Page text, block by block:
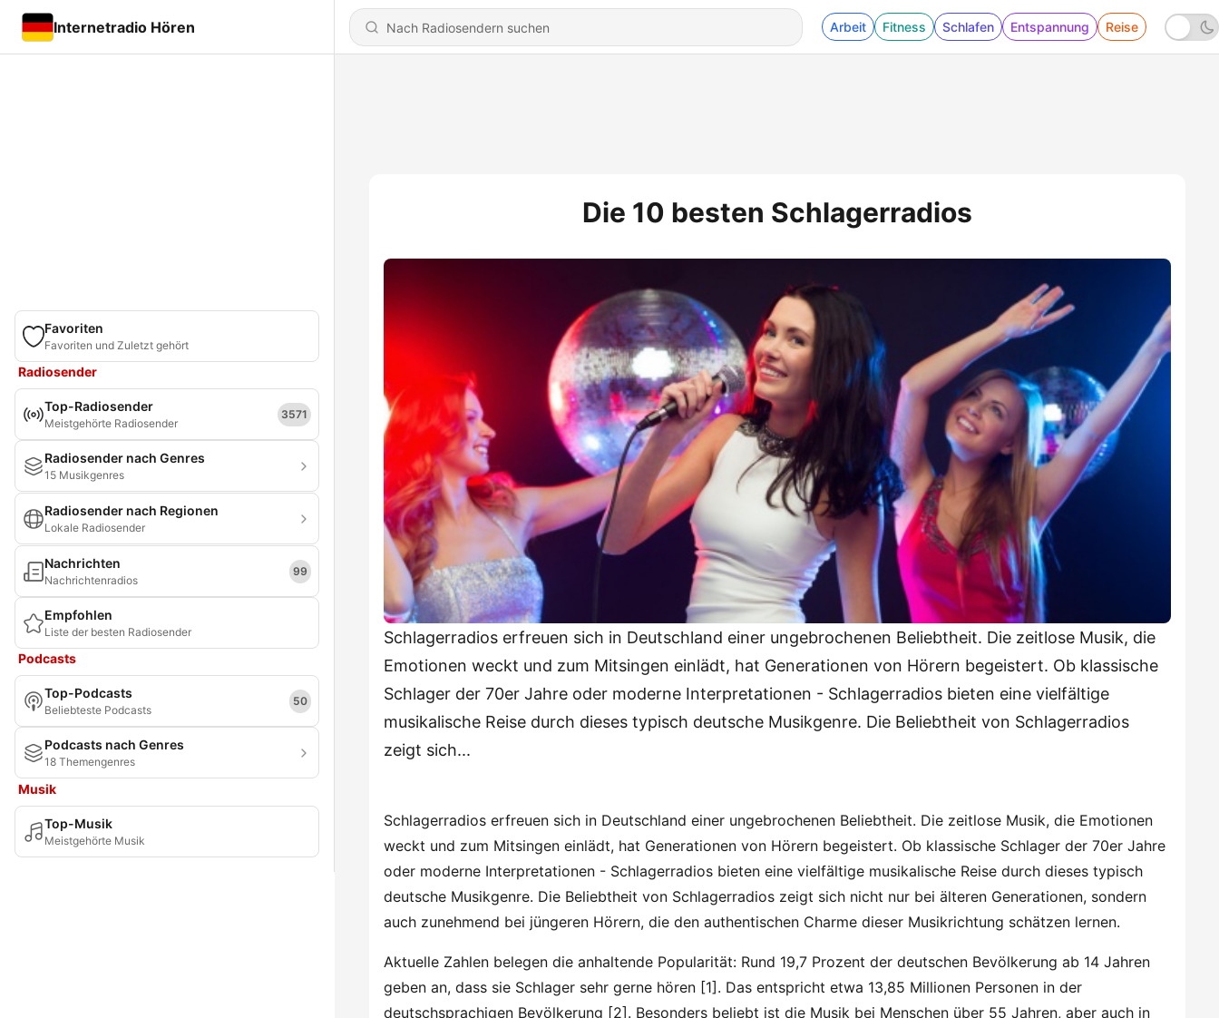
Internetradio Hören Arbeit Fitness Schlafen Entspannung Reise
Favoriten
Favoriten und Zuletzt gehört
Radiosender
Top-Radiosender
Meistgehörte Radiosender
3571
Radiosender nach Genres
15 Musikgenres
Radiosender nach Regionen
Lokale Radiosender
Nachrichten
Nachrichtenradios
99
Empfohlen
Liste der besten Radiosender
Podcasts
Top-Podcasts
Beliebteste Podcasts
50
Podcasts nach Genres
18 Themengenres
Musik
Top-Musik
Meistgehörte Musik
Die 10 besten Schlagerradios
Schlagerradios erfreuen sich in Deutschland einer ungebrochenen Beliebtheit. Die zeitlose Musik, die
Emotionen weckt und zum Mitsingen einlädt, hat Generationen von Hörern begeistert. Ob klassische
Schlager der 70er Jahre oder moderne Interpretationen - Schlagerradios bieten eine vielfältige
musikalische Reise durch dieses typisch deutsche Musikgenre. Die Beliebtheit von Schlagerradios
zeigt sich...
Schlagerradios erfreuen sich in Deutschland einer ungebrochenen Beliebtheit. Die zeitlose Musik, die Emotionen
weckt und zum Mitsingen einlädt, hat Generationen von Hörern begeistert. Ob klassische Schlager der 70er Jahre
oder moderne Interpretationen - Schlagerradios bieten eine vielfältige musikalische Reise durch dieses typisch
deutsche Musikgenre. Die Beliebtheit von Schlagerradios zeigt sich nicht nur bei älteren Generationen, sondern
auch zunehmend bei jüngeren Hörern, die den authentischen Charme dieser Musikrichtung schätzen lernen.
Aktuelle Zahlen belegen die anhaltende Popularität: Rund 19,7 Prozent der deutschen Bevölkerung ab 14 Jahren
geben an, dass sie Schlager sehr gerne hören [1]. Das entspricht etwa 13,85 Millionen Personen in der
deutschsprachigen Bevölkerung [2]. Besonders beliebt ist die Musik bei Menschen über 55 Jahren, aber auch in